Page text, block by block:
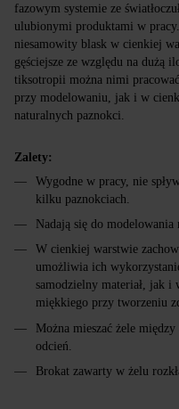
fazowym systemie ze
ulubionymi produktami w
niesamowity blask w cienkiej
gęściejsze ze względu na dużą
tiksotropii można nimi
przy modelowaniu, jak i w
naturalnych paznokci.
Zalety:
Wygodne w pracy, nie
kilku paznokciach.
Nadają się do
W cienkiej warstwie
umożliwia ich
samodzielny materiał, jak i
miękkiego przy tworzeniu
Można mieszać żele
odcień.
Brokat zawarty w żelu